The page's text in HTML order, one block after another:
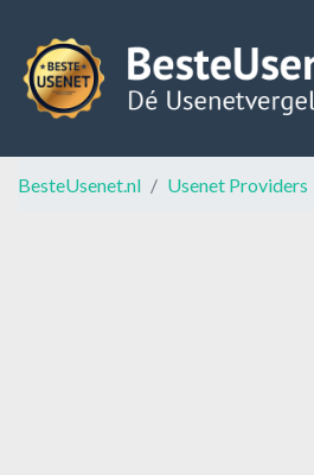
BesteUsenet.nl Usenet Providers